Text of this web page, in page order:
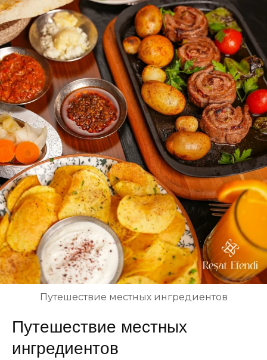
Путешествие местных ингредиентов
Путешествие местных
ингредиентов